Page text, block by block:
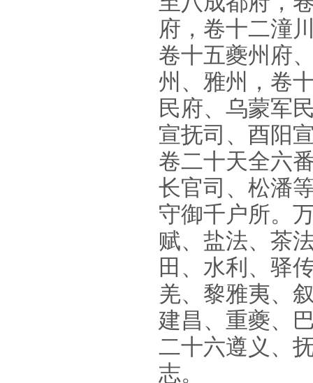
府，卷十二潼
卷十五夔州府
州、雅州，卷
民府、乌蒙军
宣抚司、酉阳
卷二十天全六
长官司、松潘
守御千户所。
赋、盐法、茶
田、水利、驿
羌、黎雅夷、
建昌、重夔、
二十六遵义、
志。